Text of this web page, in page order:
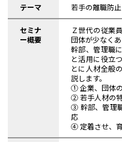
テーマ 若手の離職防
セミナ
ー概要
Ｚ世代の従業
団体が少なくあ
幹部、管理職
と活用に役立
とに人材全般
説します。
① 企業、団体
② 若手人材の
③ 幹部、管理
応
④ 定着させ、